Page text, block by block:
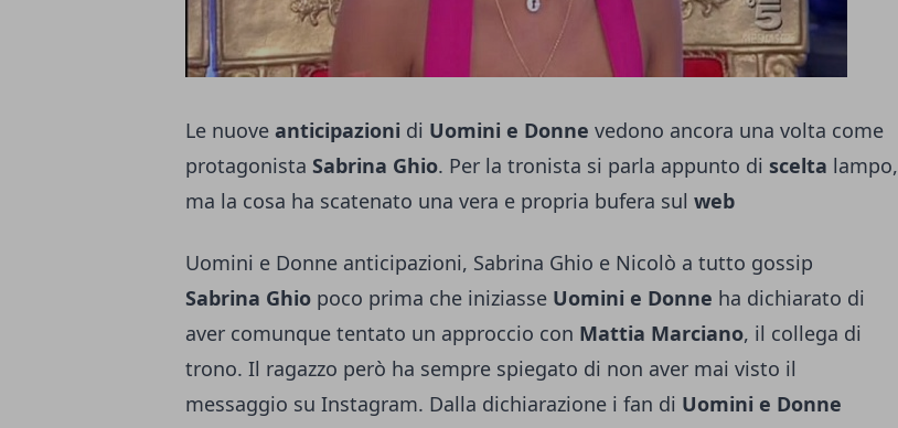
Le nuove anticipazioni di Uomini e Donne vedono ancora una volta come
protagonista Sabrina Ghio. Per la tronista si parla appunto di scelta lampo,
ma la cosa ha scatenato una vera e propria bufera sul web
Uomini e Donne anticipazioni, Sabrina Ghio e Nicolò a tutto gossip
Sabrina Ghio poco prima che iniziasse Uomini e Donne ha dichiarato di
aver comunque tentato un approccio con Mattia Marciano, il collega di
trono. Il ragazzo però ha sempre spiegato di non aver mai visto il
messaggio su Instagram. Dalla dichiarazione i fan di Uomini e Donne